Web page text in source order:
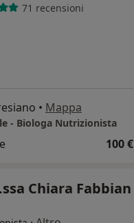
71 recensioni
• Mappa
- Biologa Nutrizionista
100 €
Chiara Fabbian